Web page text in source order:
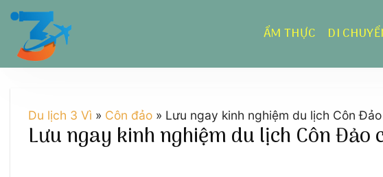
Chuyển
dung
ẨM THỰC DI
Du lịch 3 Vì » Côn đảo » Lưu ngay kinh nghiệm du lịch Côn
Lưu ngay kinh nghiệm du lịch Côn Đảo